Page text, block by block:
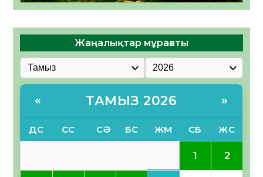
Жаңалықтар мұрағаты
« ТАМЫЗ 2026 »
ДС СС СӘ БС ЖМ СБ ЖС
1 2